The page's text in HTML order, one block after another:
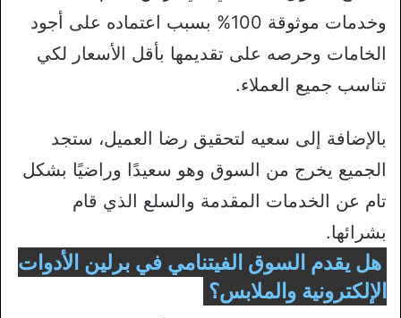
وخدمات موثوقة 100% بسبب اعتماده على أجود
الخامات وحرصه على تقديمها بأقل الأسعار لكي
تناسب جميع العملاء.
بالإضافة إلى سعيه لتحقيق رضا العميل، ستجد
الجميع يخرج من السوق وهو سعيدًا وراضيًا بشكل
تام عن الخدمات المقدمة والسلع الذي قام
بشرائها.
هل يقدم السوق الفيتنامي في برلين الأدوات
الإلكترونية والملابس؟